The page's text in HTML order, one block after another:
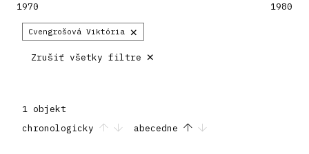
1970 1980
Cvengrošová Viktória ×
Zrušiť všetky filtre ×
1 objekt
chronologicky
abecedne